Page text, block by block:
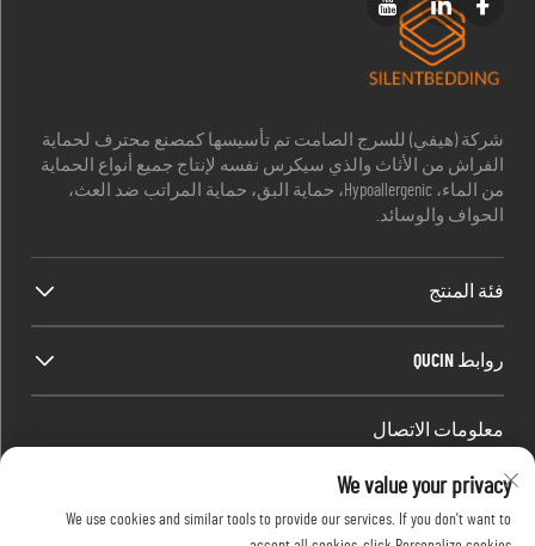
شركة (هيفي) للسرج الصامت تم تأسيسها كمصنع محترف لحماية
الفراش من الأثاث والذي سيكرس نفسه لإنتاج جميع أنواع الحماية
من الماء، Hypoallergenic، حماية البق، حماية المراتب ضد العث،
الحواف والوسائد.
فئة المنتج
روابط QUCIN
معلومات الاتصال
الغرب، Gaoxin District، هيفي، أنوهاي، الصين
البريد الإلكتروني:[email protected]
We value your privacy
We use cookies and similar tools to provide our services. If you don't want to